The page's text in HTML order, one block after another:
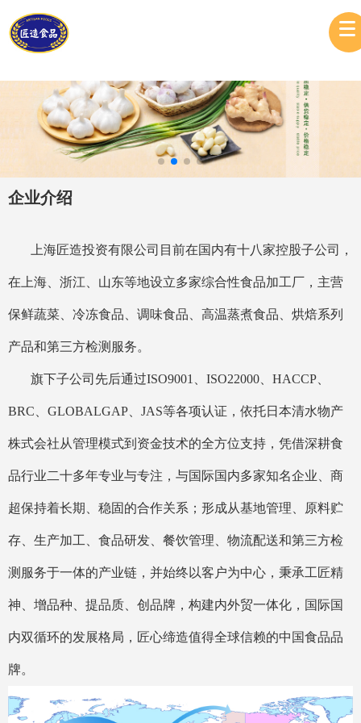
企业介绍
上海匠造投资有限公司目前在国内有十八家控股子公司，
在上海、浙江、山东等地设立多家综合性食品加工厂，主营
保鲜蔬菜、冷冻食品、调味食品、高温蒸煮食品、烘焙系列
产品和第三方检测服务。
旗下子公司先后通过ISO9001、ISO22000、HACCP、
BRC、GLOBALGAP、JAS等各项认证，依托日本清水物产
株式会社从管理模式到资金技术的全方位支持，凭借深耕食
品行业二十多年专业与专注，与国际国内多家知名企业、商
超保持着长期、稳固的合作关系；形成从基地管理、原料贮
存、生产加工、食品研发、餐饮管理、物流配送和第三方检
测服务于一体的产业链，并始终以客户为中心，秉承工匠精
神、增品种、提品质、创品牌，构建内外贸一体化，国际国
内双循环的发展格局，匠心缔造值得全球信赖的中国食品品
牌。